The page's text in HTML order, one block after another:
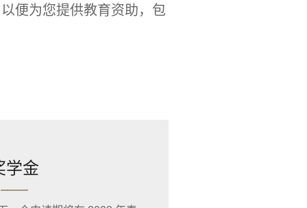
便为您提供教育资助，包
学金